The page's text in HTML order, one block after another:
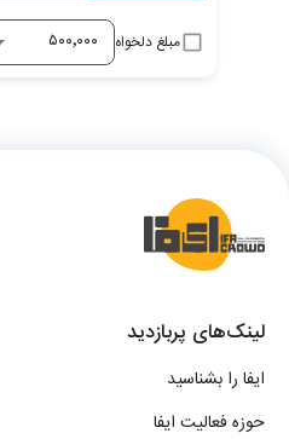
مبلغ دلخواه
لینک‌های پربازدید
ایفا را بشناسید
حوزه فعالیت ایفا